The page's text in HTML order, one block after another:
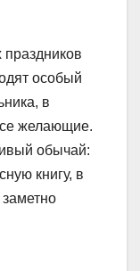
особый
в
желающие.
обычай:
книгу, в